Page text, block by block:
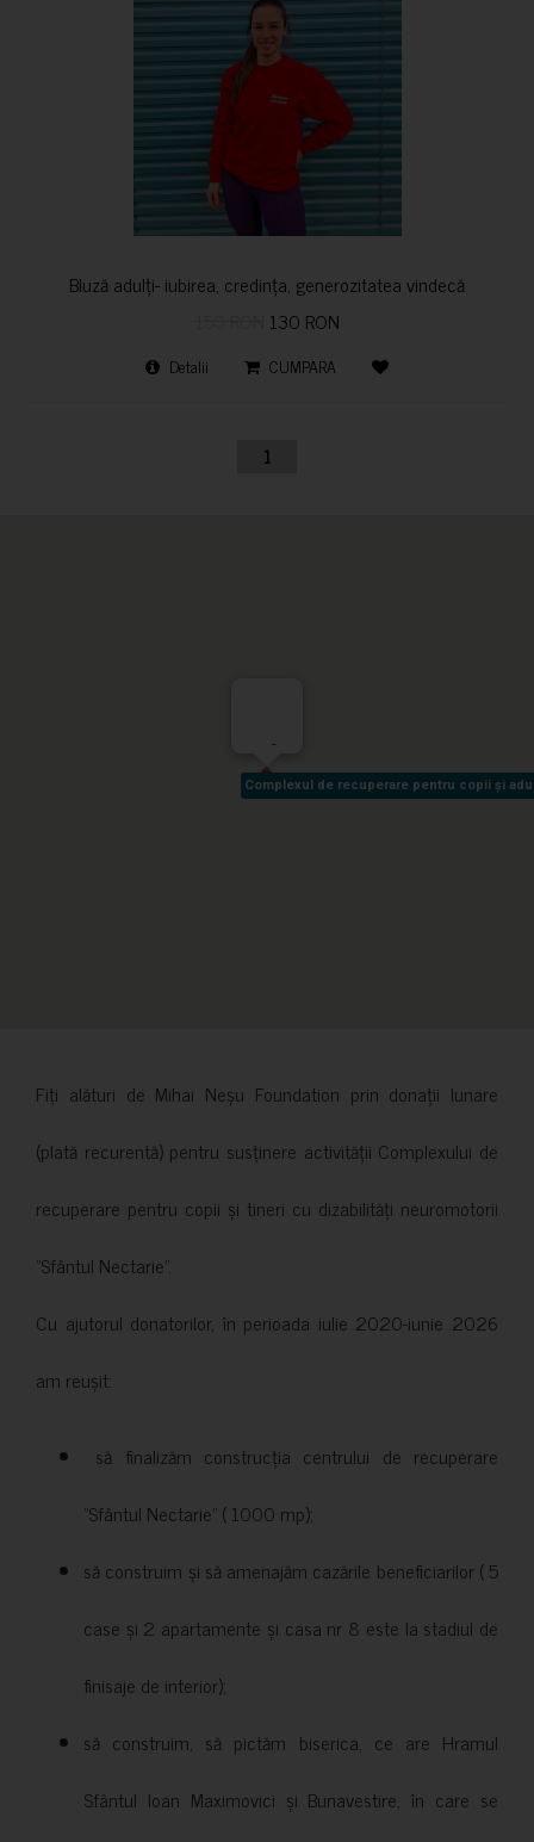
Bluză adulți- iubirea, credința, generozitatea vindecă
130 RON
Detalii CUMPARA
1
Complexul de recuperare pentru copii și
Complexul de recuperare pentru copii și
-
Fiți alături de Mihai Neșu Foundation prin donații lunare
(plată recurentă) pentru susținere activității Complexului de
recuperare pentru copii și tineri cu dizabilități neuromotorii
”Sfântul Nectarie”.
Cu ajutorul donatorilor, în perioada iulie 2020-iunie 2026
am reușit:
să finalizăm construcția centrului de recuperare
”Sfântul Nectarie” ( 1000 mp);
să construim și să amenajăm cazările beneficiarilor ( 5
case și 2 apartamente și casa nr 8 este la stadiul de
finisaje de interior);
să construim, să pictăm biserica, ce are Hramul
Sfântul Ioan Maximovici și Bunavestire, în care se